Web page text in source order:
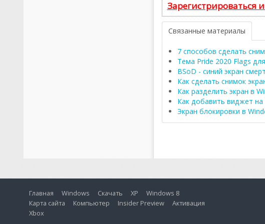
Зарегистрироваться
Связанные материалы
7 способов сделать
Тема Pride 2020 Flags
BSoD - синий экран
Как сделать снимок
Как разделить экран в
Как добавить виджет на
Экран блокировки в
Главная Windows Скачать XP
Windows 8
Карта сайта
Компьютер Insider Preview
Активация
Xbox